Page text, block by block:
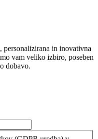
personalizirana in inovativna
vam veliko izbiro, poseben
dobavo.